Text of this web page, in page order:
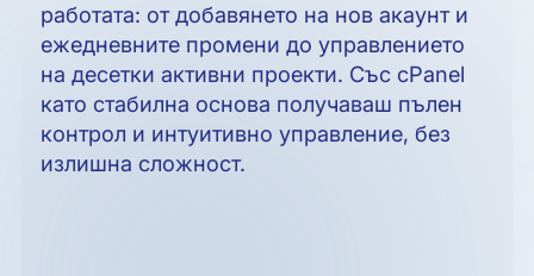
работата: от добавянето на нов акаунт и
ежедневните промени до управлението
на десетки активни проекти. Със cPanel
като стабилна основа получаваш пълен
контрол и интуитивно управление, без
излишна сложност.